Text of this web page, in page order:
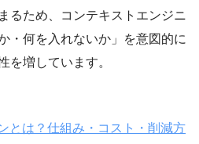
るため、コンテキストエンジニ
・何を入れないか」を意図的に
を増しています。
とは？仕組み・コスト・削減方